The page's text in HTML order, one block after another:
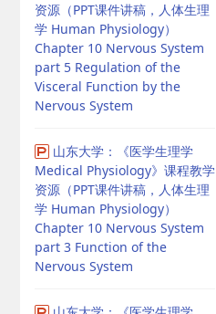
资源（PPT课件讲稿，人体生理
学 Human Physiology）
Chapter 10 Nervous System
part 5 Regulation of the
Visceral Function by the
Nervous System
山东大学：《医学生理学
Medical Physiology》课程教学
资源（PPT课件讲稿，人体生理
学 Human Physiology）
Chapter 10 Nervous System
part 3 Function of the
Nervous System